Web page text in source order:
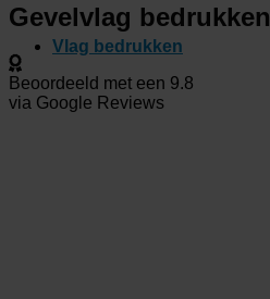
Vlag bedrukken
Gevelvlag bedrukken
Beoordeeld met een 9.8
via Google Reviews